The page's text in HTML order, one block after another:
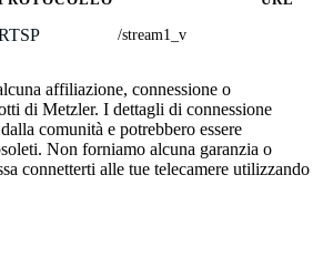
/stream1_v
affiliazione, connessione o
di Metzler. I dettagli di connessione
comunità e potrebbero essere
Non forniamo alcuna garanzia o
connetterti alle tue telecamere utilizzando